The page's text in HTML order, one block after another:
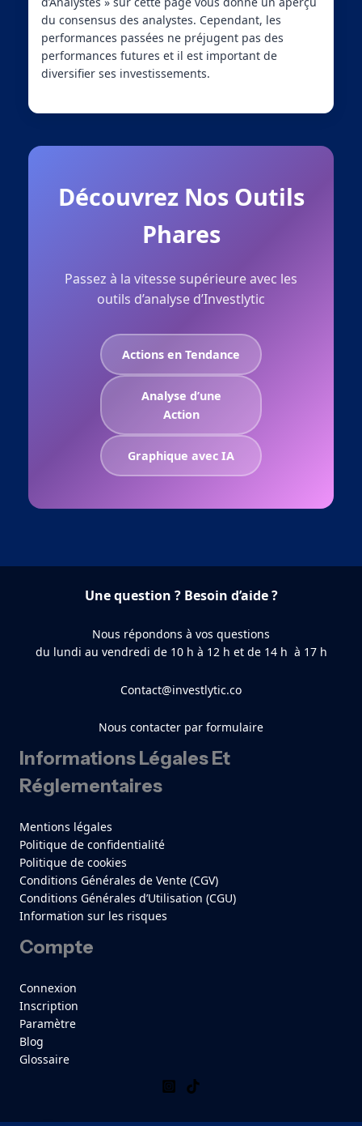
du consensus des analystes. Cependant, les
performances passées ne préjugent pas des
performances futures et il est important de
diversifier ses investissements.
Découvrez Nos Outils
Phares
Passez à la vitesse supérieure avec les
outils d’analyse d’Investlytic
Actions en Tendance
Analyse d’une
Action
Graphique avec IA
Une question ? Besoin d’aide ?
Nous répondons à vos questions
du lundi au vendredi de 10 h à 12 h et de 14 h à 17 h
Contact@investlytic.co
Nous contacter par formulaire
Informations Légales Et
Réglementaires
Mentions légales
Politique de confidentialité
Politique de cookies
Conditions Générales de Vente (CGV)
Conditions Générales d’Utilisation (CGU)
Information sur les risques
Compte
Connexion
Inscription
Paramètre
Blog
Glossaire